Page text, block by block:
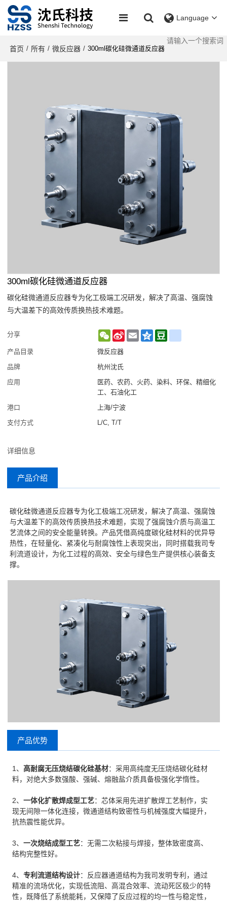
Language
首页 / 所有 / 微反应器 / 300ml碳化硅微通道反应器
300ml碳化硅微通道反应器
碳化硅微通道反应器专为化工极端工况研发，解决了高温、强腐蚀
与大温差下的高效传质换热技术难题。
分享 WeChat
Sina
Weibo
Email Qzone
产品目录
微反应器
品牌
杭州沈氏
应用
医药、农药、火药、染料、环保、精细化
工、石油化工
港口
上海/宁波
支付方式
L/C, T/T
详细信息
产品介绍
碳化硅微通道反应器专为化工极端工况研发，解决了高温、强腐蚀
与大温差下的高效传质换热技术难题，实现了强腐蚀介质与高温工
艺流体之间的安全能量转换。产品凭借高纯度碳化硅材料的优异导
热性，在轻量化、紧凑化与耐腐蚀性上表现突出，同时搭载我司专
利流道设计，为化工过程的高效、安全与绿色生产提供核心装备支
撑。
产品优势
1、高耐腐无压烧结碳化硅基材：采用高纯度无压烧结碳化硅材
料，对绝大多数强酸、强碱、熔融盐介质具备极强化学惰性。
2、一体化扩散焊成型工艺：芯体采用先进扩散焊工艺制作，实
现无间隙一体化连接，微通道结构致密性与机械强度大幅提升，
抗热震性能优异。
3、一次烧结成型工艺：无需二次粘接与焊接，整体致密度高、
结构完整性好。
4、专利流道结构设计：反应器通道结构为我司发明专利，通过
精准的流场优化，实现低流阻、高混合效率、流动死区极少的特
性，既降低了系统能耗，又保障了反应过程的均一性与稳定性，